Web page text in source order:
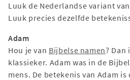
Luuk de Nederlandse variant
Luuk precies dezelfde
Adam
Hou je van Bijbelse namen? Dan
klassieker. Adam was in de
mens. De betekenis van Adam is